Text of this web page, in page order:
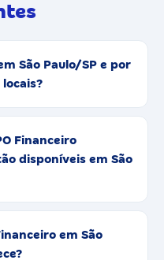
São Paulo/SP e por
Financeiro
disponíveis em São
em São